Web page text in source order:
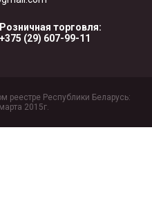
Розничная торговля:
+375 (29) 607-99-11
реестре Республики Беларусь:
2015г.